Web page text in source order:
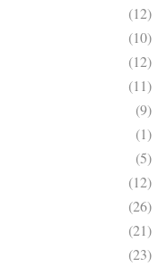
(12)
(10)
(12)
(11)
(9)
(1)
(5)
(12)
(26)
(21)
(23)